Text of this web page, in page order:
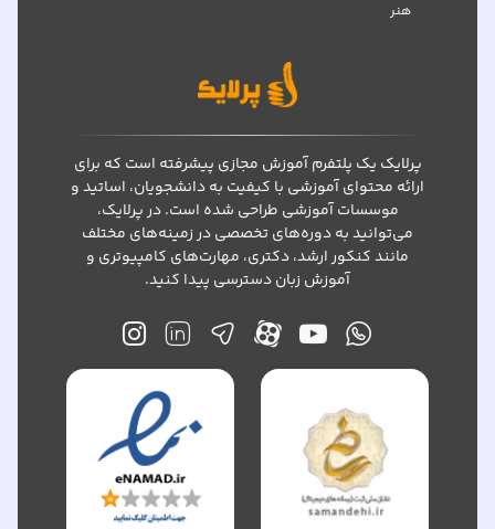
هنر
پرلایک یک پلتفرم آموزش مجازی پیشرفته است که برای
ارائه محتوای آموزشی با کیفیت به دانشجویان، اساتید و
موسسات آموزشی طراحی شده است. در پرلایک،
می‌توانید به دوره‌های تخصصی در زمینه‌های مختلف
مانند کنکور ارشد، دکتری، مهارت‌های کامپیوتری و
آموزش زبان دسترسی پیدا کنید.